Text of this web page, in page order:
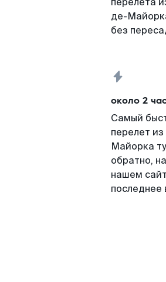
де-
без
около 2
Самый
перелет
Майорка
обратно,
нашем
последнее